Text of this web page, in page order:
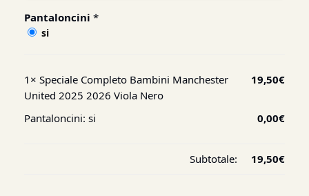
Pantaloncini *
si
1× Speciale Completo Bambini Manchester
United 2025 2026 Viola Nero
19,50€
Pantaloncini: si 0,00€
Subtotale: 19,50€